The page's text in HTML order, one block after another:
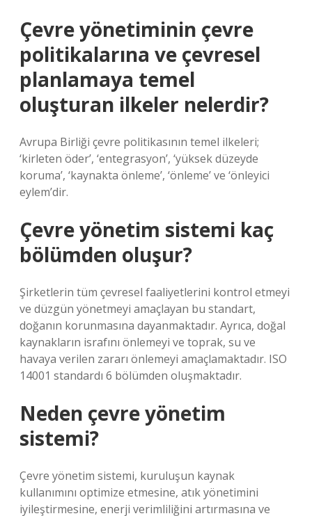
Çevre yönetiminin çevre
politikalarına ve çevresel
planlamaya temel
oluşturan ilkeler nelerdir?
Avrupa Birliği çevre politikasının temel ilkeleri;
‘kirleten öder’, ‘entegrasyon’, ‘yüksek düzeyde
koruma’, ‘kaynakta önleme’, ‘önleme’ ve ‘önleyici
eylem’dir.
Çevre yönetim sistemi kaç
bölümden oluşur?
Şirketlerin tüm çevresel faaliyetlerini kontrol etmeyi
ve düzgün yönetmeyi amaçlayan bu standart,
doğanın korunmasına dayanmaktadır. Ayrıca, doğal
kaynakların israfını önlemeyi ve toprak, su ve
havaya verilen zararı önlemeyi amaçlamaktadır. ISO
14001 standardı 6 bölümden oluşmaktadır.
Neden çevre yönetim
sistemi?
Çevre yönetim sistemi, kuruluşun kaynak
kullanımını optimize etmesine, atık yönetimini
iyileştirmesine, enerji verimliliğini artırmasına ve